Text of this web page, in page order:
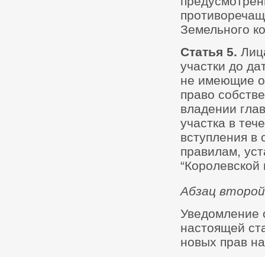
Земельного
Статья 5.
участки до
не имеющие
право
владении
участка в
вступления в
правилам,
“Королевской
Абзац второй
Уведомление
настоящей
новых прав